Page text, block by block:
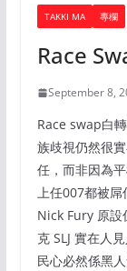
TAKKI MA 專欄
Race
September 8,
Race swap白
族歧視仍然很
任，而非因為
上任007都被屌
Nick Fury 原設
克 SLJ 實在人
民心必然係黑